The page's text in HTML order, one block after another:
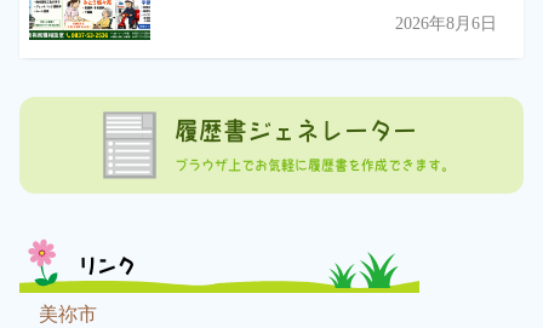
2026年8月6日
履歴書ジェネレーター
ブラウザ上でお気軽に履歴書を作成できます。
リンク
美祢市